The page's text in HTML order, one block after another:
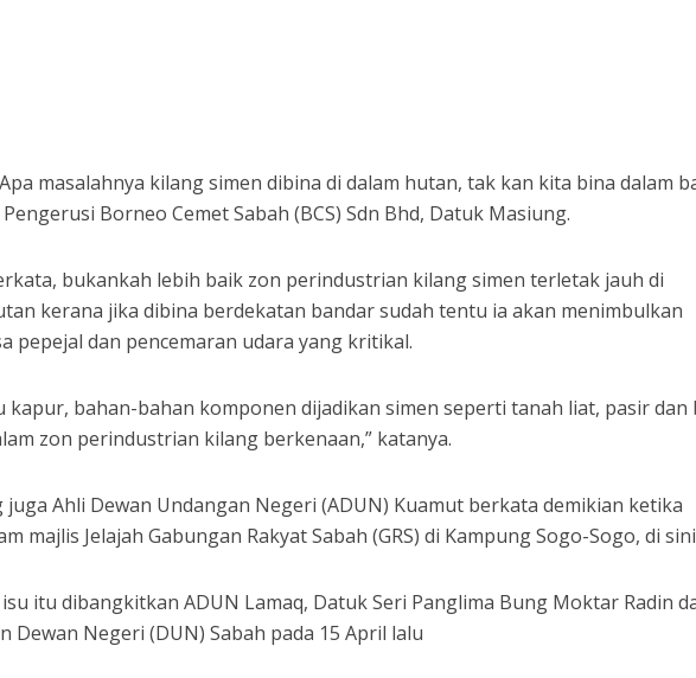
masalahnya kilang simen dibina di dalam hutan, tak kan kita bina dalam
Borneo Cemet Sabah (BCS) Sdn Bhd, Datuk Masiung.
bukankah lebih baik zon perindustrian kilang simen terletak jauh di
kerana jika dibina berdekatan bandar sudah tentu ia akan menimbulkan
pepejal dan pencemaran udara yang kritikal.
kapur, bahan-bahan komponen dijadikan simen seperti tanah liat, pasir dan
zon perindustrian kilang berkenaan,” katanya.
juga Ahli Dewan Undangan Negeri (ADUN) Kuamut berkata demikian ketika
majlis Jelajah Gabungan Rakyat Sabah (GRS) di Kampung Sogo-Sogo, di
itu dibangkitkan ADUN Lamaq, Datuk Seri Panglima Bung Moktar Radin
Dewan Negeri (DUN) Sabah pada 15 April lalu